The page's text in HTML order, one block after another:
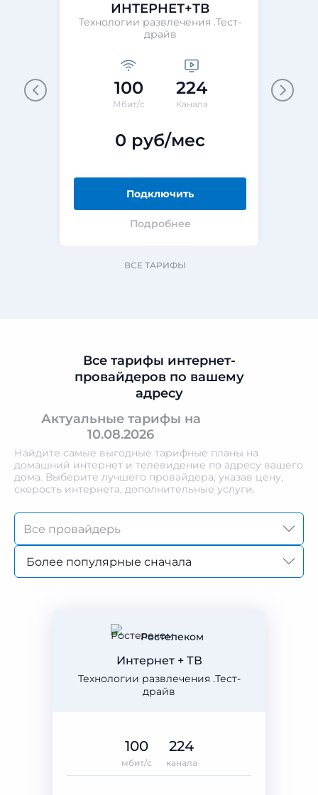
ИНТЕРНЕТ+ТВ
Технологии развлечения .Тест-
драйв
100
Мбит/с
224
Канала
0 руб/мес
Подключить
Подробнее
ВСЕ ТАРИФЫ
Все тарифы интернет-
провайдеров по вашему
адресу
Актуальные тарифы на
10.08.2026
Найдите самые выгодные тарифные планы на
домашний интернет и телевидение по адресу вашего
дома. Выберите лучшего провайдера, указав цену,
скорость интернета, дополнительные услуги.
Более популярные сначала
Ростелеком
Технологии развлечения .Тест-
драйв
Интернет + ТВ
100
мбит/с
224
канала